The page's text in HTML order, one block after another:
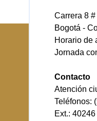
Carrera 8
Bogotá -
Horario de
Jornada
Contacto
Atención
Teléfonos:
Ext.: 40246